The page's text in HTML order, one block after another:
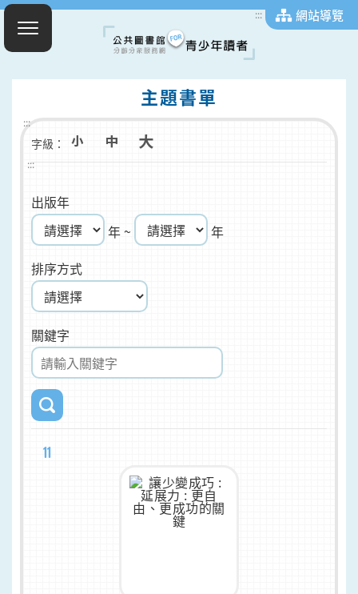
::: 網站導覽
主題書單
:::
字級：
:::
出版年
年 ~
年
排序方式
關鍵字
11